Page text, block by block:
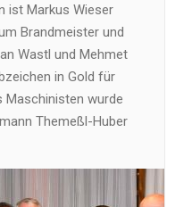
ist Markus Wieser
Brandmeister und
Wastl und Mehmet
in Gold für
Maschinisten wurde
Themeßl-Huber